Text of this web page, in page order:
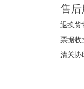
售
退换货
票据收
清关协